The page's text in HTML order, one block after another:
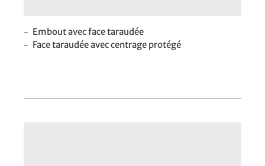
Embout avec face taraudée
Face taraudée avec centrage protégé